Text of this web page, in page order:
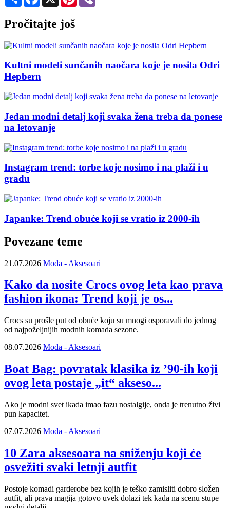
Pročitajte još
Kultni modeli sunčanih naočara koje je nosila Odri
Hepbern
Jedan modni detalj koji svaka žena treba da ponese
na letovanje
Instagram trend: torbe koje nosimo i na plaži i u
gradu
Japanke: Trend obuće koji se vratio iz 2000-ih
Povezane teme
21.07.2026 Moda - Aksesoari
Kako da nosite Crocs ovog leta kao prava
fashion ikona: Trend koji je os...
Crocs su prošle put od obuće koju su mnogi osporavali do jednog
od najpoželjnijih modnih komada sezone.
08.07.2026 Moda - Aksesoari
Boat Bag: povratak klasika iz ’90-ih koji
ovog leta postaje „it“ akseso...
Ako je modni svet ikada imao fazu nostalgije, onda je trenutno živi
pun kapacitet.
07.07.2026 Moda - Aksesoari
10 Zara aksesoara na sniženju koji će
osvežiti svaki letnji autfit
Postoje komadi garderobe bez kojih je teško zamisliti dobro složen
autfit, ali prava magija gotovo uvek dolazi tek kada na scenu stupe